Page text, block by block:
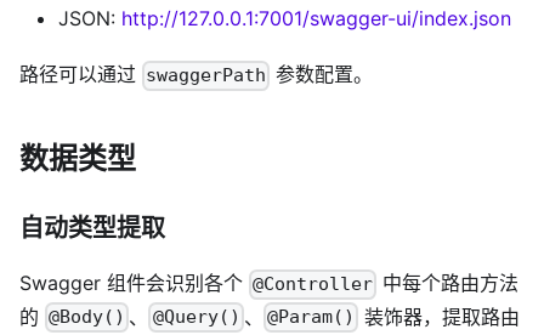
JSON: http://127.0.0.1:7001/swagger-ui/index.json
路径可以通过 swaggerPath 参数配置。
数据类型
自动类型提取
Swagger 组件会识别各个 @Controller 中每个路由方法
的 @Body() 、 @Query() 、 @Param()
装饰器，提取路由